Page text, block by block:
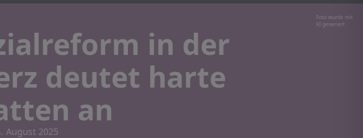
Foto wurde mit
KI generiert
in der
deutet harte
an
August 2025